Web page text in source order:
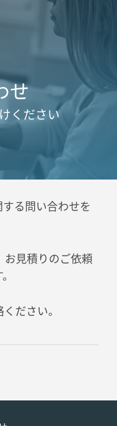
せ
ください
る問い合わせを
見積りのご依頼
ださい。